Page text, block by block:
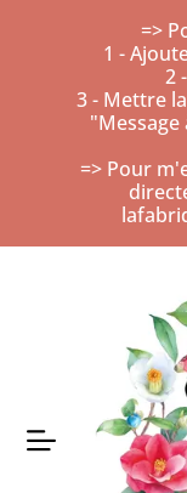
=>
1 -
2
3 - Mettre
=> Pour